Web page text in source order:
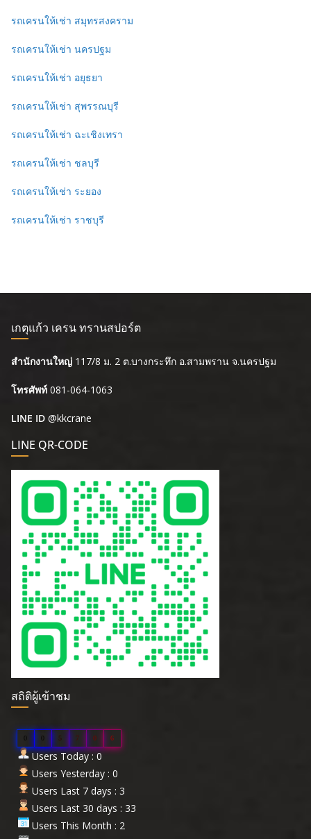
รถเครนให้เช่า สมุทรสงคราม
รถเครนให้เช่า นครปฐม
รถเครนให้เช่า อยุธยา
รถเครนให้เช่า สุพรรณบุรี
รถเครนให้เช่า ฉะเชิงเทรา
รถเครนให้เช่า ชลบุรี
รถเครนให้เช่า ระยอง
รถเครนให้เช่า ราชบุรี
เกตุแก้ว เครน ทรานสปอร์ต
สำนักงานใหญ่ 117/8 ม. 2 ต.บางกระทึก อ.สามพราน จ.นครปฐม
โทรศัพท์ 081-064-1063
LINE ID @kkcrane
LINE QR-CODE
สถิติผู้เข้าชม
5 7 0 6
Users Today : 0
Users Yesterday : 0
Users Last 7 days : 3
Users Last 30 days : 33
Users This Month : 2